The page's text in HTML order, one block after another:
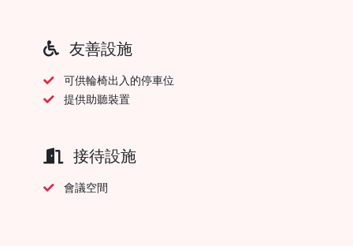
友善設施
可供輪椅出入的停車位
提供助聽裝置
接待設施
會議空間